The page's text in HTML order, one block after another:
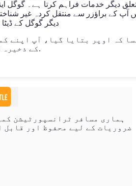
دیگر خدمات فراہم کرتا ہے۔ گوگل
آپ کے براؤزر سے منتقل کردہ غیر
دیگر گوگل کے ڈیٹا
کہ اوپر بتایا گیا، آپ اپنے
کے ذخیرہ کو روک سکتے ہیں.
ہماری مسافر ٹرانسپورٹیشن
ضروریات کے لیے محفوظ اور قابل